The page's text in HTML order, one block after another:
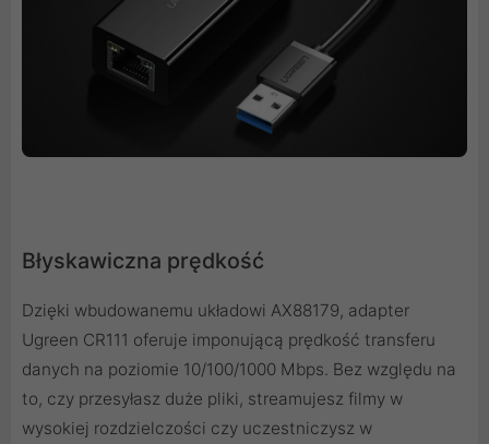
Błyskawiczna prędkość
Dzięki wbudowanemu układowi AX88179, adapter
Ugreen CR111 oferuje imponującą prędkość transferu
danych na poziomie 10/100/1000 Mbps. Bez względu na
to, czy przesyłasz duże pliki, streamujesz filmy w
wysokiej rozdzielczości czy uczestniczysz w